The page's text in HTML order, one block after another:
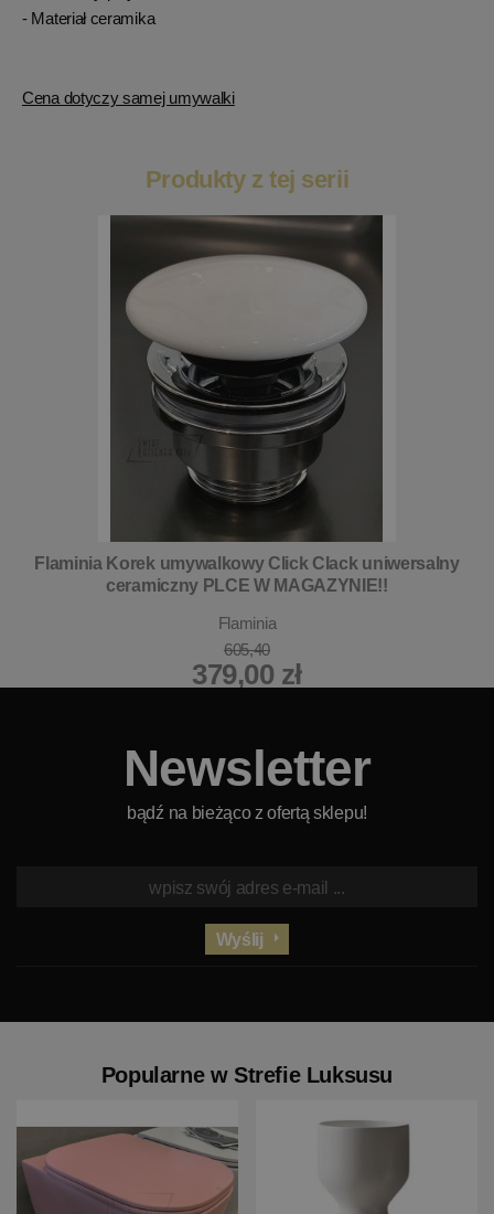
- Materiał ceramika
Cena dotyczy samej umywalki
Produkty z tej serii
Flaminia Korek umywalkowy Click Clack uniwersalny
ceramiczny PLCE W MAGAZYNIE!!
Flaminia
605,40
379,00 zł
Newsletter
bądź na bieżąco z ofertą sklepu!
Wyślij
Popularne w Strefie Luksusu